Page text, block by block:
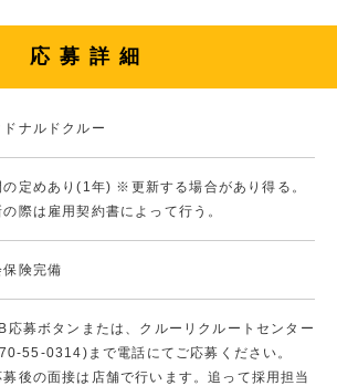
応募詳細
ドナルドクルー
の定めあり(1年) ※更新する場合があり得る。
の際は雇用契約書によって行う。
保険完備
応募ボタンまたは、クルーリクルートセンター
55-0314)まで電話にてご応募ください。
後の面接は店舗で行います。追って採用担当